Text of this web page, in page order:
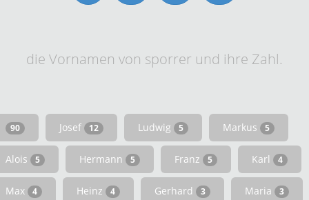
die Vornamen von sporrer und ihre Zahl.
90 Josef 12 Ludwig 5 Markus 5
Alois 5 Hermann 5 Franz 5 Karl 4
Max 4 Heinz 4 Gerhard 3 Maria 3